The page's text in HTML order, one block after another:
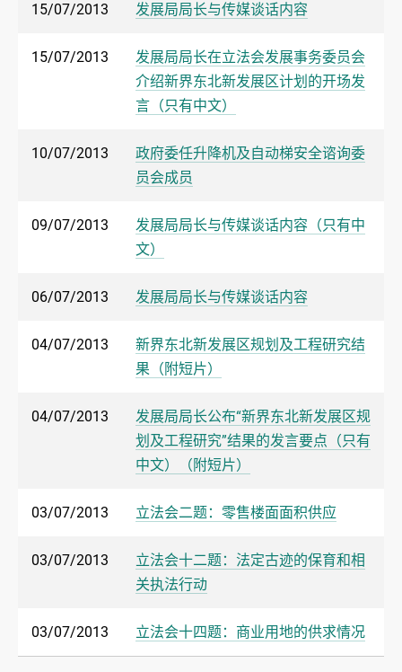
15/07/2013 发展局局长与传媒谈话内容
15/07/2013
发展局局长在立法会发展事务委员会
介绍新界东北新发展区计划的开场发
言（只有中文）
10/07/2013
政府委任升降机及自动梯安全谘询委
员会成员
09/07/2013
发展局局长与传媒谈话内容（只有中
文）
06/07/2013 发展局局长与传媒谈话内容
04/07/2013
新界东北新发展区规划及工程研究结
果（附短片）
04/07/2013
发展局局长公布“新界东北新发展区规
划及工程研究”结果的发言要点（只有
中文）（附短片）
03/07/2013 立法会二题：零售楼面面积供应
03/07/2013
立法会十二题：法定古迹的保育和相
关执法行动
03/07/2013 立法会十四题：商业用地的供求情况